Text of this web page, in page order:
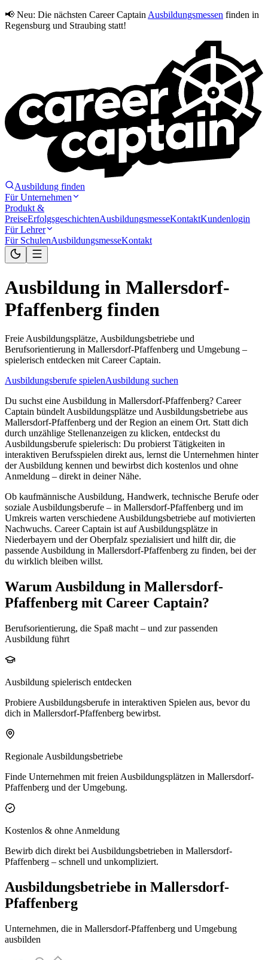
📢 Neu: Die nächsten Career Captain Ausbildungsmessen finden in
Regensburg und Straubing statt!
Ausbildung finden
Für Unternehmen
Produkt &
PreiseErfolgsgeschichtenAusbildungsmesseKontaktKundenlogin
Für Lehrer
Für SchulenAusbildungsmesseKontakt
Ausbildung in Mallersdorf-
Pfaffenberg finden
Freie Ausbildungsplätze, Ausbildungsbetriebe und
Berufsorientierung in Mallersdorf-Pfaffenberg und Umgebung –
spielerisch entdecken mit Career Captain.
Ausbildungsberufe spielenAusbildung suchen
Du suchst eine Ausbildung in Mallersdorf-Pfaffenberg? Career
Captain bündelt Ausbildungsplätze und Ausbildungsbetriebe aus
Mallersdorf-Pfaffenberg und der Region an einem Ort. Statt dich
durch unzählige Stellenanzeigen zu klicken, entdeckst du
Ausbildungsberufe spielerisch: Du probierst Tätigkeiten in
interaktiven Berufsspielen direkt aus, lernst die Unternehmen hinter
der Ausbildung kennen und bewirbst dich kostenlos und ohne
Anmeldung – direkt in deiner Nähe.
Ob kaufmännische Ausbildung, Handwerk, technische Berufe oder
soziale Ausbildungsberufe – in Mallersdorf-Pfaffenberg und im
Umkreis warten verschiedene Ausbildungsbetriebe auf motivierten
Nachwuchs. Career Captain ist auf Ausbildungsplätze in
Niederbayern und der Oberpfalz spezialisiert und hilft dir, die
passende Ausbildung in Mallersdorf-Pfaffenberg zu finden, bei der
du wirklich bleiben willst.
Warum Ausbildung in Mallersdorf-
Pfaffenberg mit Career Captain?
Berufsorientierung, die Spaß macht – und zur passenden
Ausbildung führt
Ausbildung spielerisch entdecken
Probiere Ausbildungsberufe in interaktiven Spielen aus, bevor du
dich in Mallersdorf-Pfaffenberg bewirbst.
Regionale Ausbildungsbetriebe
Finde Unternehmen mit freien Ausbildungsplätzen in Mallersdorf-
Pfaffenberg und der Umgebung.
Kostenlos & ohne Anmeldung
Bewirb dich direkt bei Ausbildungsbetrieben in Mallersdorf-
Pfaffenberg – schnell und unkompliziert.
Ausbildungsbetriebe in Mallersdorf-
Pfaffenberg
Unternehmen, die in Mallersdorf-Pfaffenberg und Umgebung
ausbilden